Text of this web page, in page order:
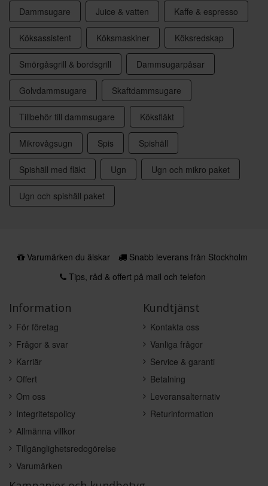
Dammsugare Juice & vatten Kaffe & espresso
Köksassistent Köksmaskiner Köksredskap
Smörgåsgrill & bordsgrill Dammsugarpåsar
Golvdammsugare Skaftdammsugare
Tillbehör till dammsugare Köksfläkt
Mikrovågsugn Spis Spishäll
Spishäll med fläkt Ugn Ugn och mikro paket
Ugn och spishäll paket
Varumärken du älskar
Snabb leverans från Stockholm
Tips, råd & offert på mail och telefon
Information
För företag
Frågor & svar
Karriär
Offert
Om oss
Integritetspolicy
Allmänna villkor
Tillgänglighetsredogörelse
Varumärken
Kundtjänst
Kontakta oss
Vanliga frågor
Service & garanti
Betalning
Leveransalternativ
Returinformation